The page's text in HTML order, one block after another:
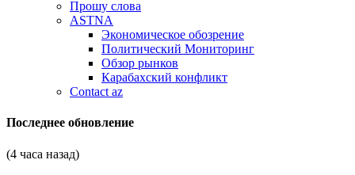
Прошу слова
ASTNA
Экономическое обозрение
Политический Мониторинг
Обзор рынков
Карабахский конфликт
Contact az
Последнее обновление
(4 часа назад)